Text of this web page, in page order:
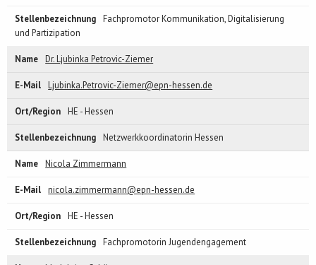
Fachpromotor Kommunikation, Digitalisierung
und Partizipation
Dr. Ljubinka Petrovic-Ziemer
Ljubinka.Petrovic-Ziemer@epn-hessen.de
HE - Hessen
Netzwerkkoordinatorin Hessen
Nicola Zimmermann
nicola.zimmermann@epn-hessen.de
HE - Hessen
Fachpromotorin Jugendengagement